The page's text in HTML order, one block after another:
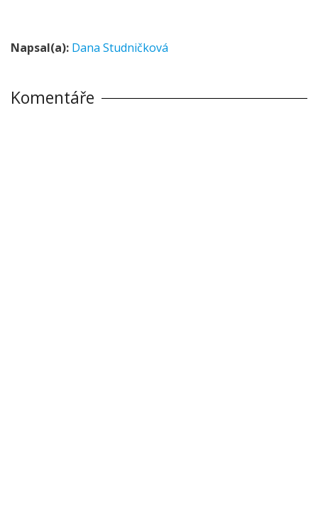
Napsal(a): Dana Studničková
Komentáře